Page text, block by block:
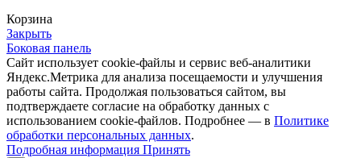
Корзина
Закрыть
Боковая панель
Сайт использует cookie-файлы и сервис веб-аналитики
Яндекс.Метрика для анализа посещаемости и улучшения
работы сайта. Продолжая пользоваться сайтом, вы
подтверждаете согласие на обработку данных с
использованием cookie-файлов. Подробнее — в Политике
обработки персональных данных.
Подробная информация Подробная
Принять